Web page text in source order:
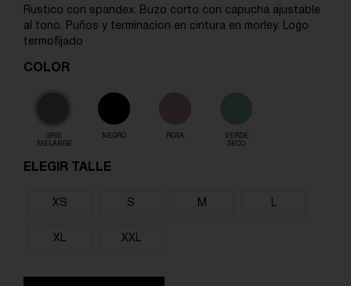
Rustico con spandex. Buzo corto con capucha ajustable
al tono. Puños y terminacion en cintura en morley. Logo
termofijado
COLOR
GRIS
MELANGE
NEGRO ROSA
VERDE
SECO
ELEGIR TALLE
XS S M L
XL XXL